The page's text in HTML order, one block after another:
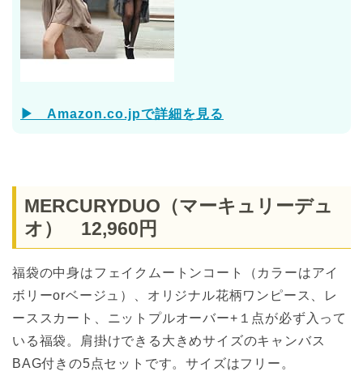
▶ Amazon.co.jpで詳細を見る
MERCURYDUO（マーキュリーデュ
オ） 12,960円
福袋の中身はフェイクムートンコート（カラーはアイ
ボリーorベージュ）、オリジナル花柄ワンピース、レ
ーススカート、ニットプルオーバー+１点が必ず入って
いる福袋。肩掛けできる大きめサイズのキャンバス
BAG付きの5点セットです。サイズはフリー。